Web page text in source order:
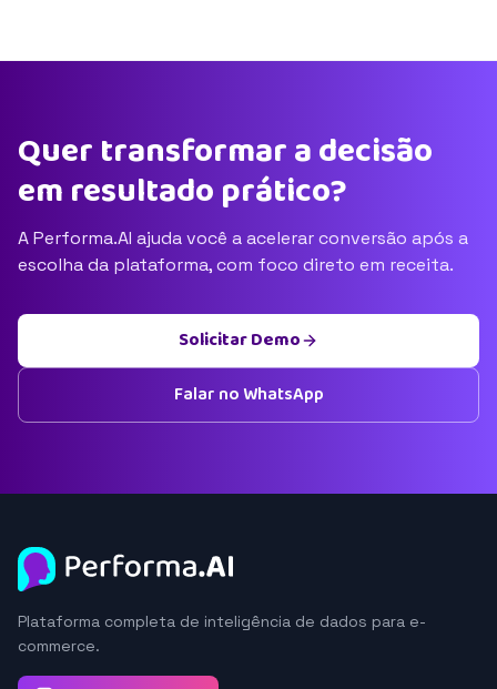
Quer transformar a decisão
em resultado prático?
A Performa.AI ajuda você a acelerar conversão após a
escolha da plataforma, com foco direto em receita.
Solicitar Demo
Falar no WhatsApp
Plataforma completa de inteligência de dados para e-
commerce.